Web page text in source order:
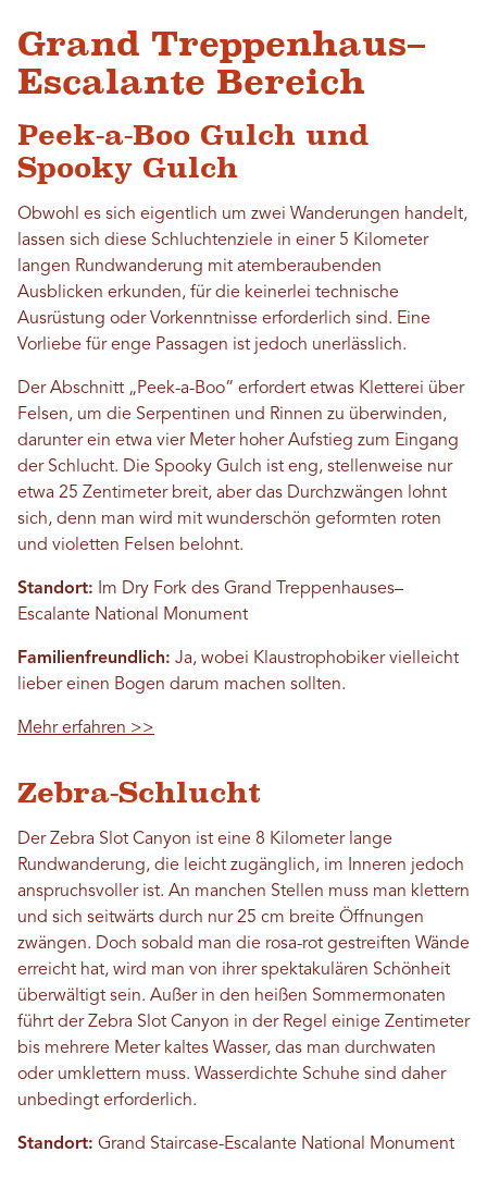
Grand Treppenhaus–
Escalante Bereich
Peek-a-Boo Gulch und
Spooky Gulch
Obwohl es sich eigentlich um zwei Wanderungen handelt,
lassen sich diese Schluchtenziele in einer 5 Kilometer
langen Rundwanderung mit atemberaubenden
Ausblicken erkunden, für die keinerlei technische
Ausrüstung oder Vorkenntnisse erforderlich sind. Eine
Vorliebe für enge Passagen ist jedoch unerlässlich.
Der Abschnitt „Peek-a-Boo“ erfordert etwas Kletterei über
Felsen, um die Serpentinen und Rinnen zu überwinden,
darunter ein etwa vier Meter hoher Aufstieg zum Eingang
der Schlucht. Die Spooky Gulch ist eng, stellenweise nur
etwa 25 Zentimeter breit, aber das Durchzwängen lohnt
sich, denn man wird mit wunderschön geformten roten
und violetten Felsen belohnt.
Standort: Im Dry Fork des Grand Treppenhauses–
Escalante National Monument
Familienfreundlich: Ja, wobei Klaustrophobiker vielleicht
lieber einen Bogen darum machen sollten.
Mehr erfahren >>
Zebra-Schlucht
Der Zebra Slot Canyon ist eine 8 Kilometer lange
Rundwanderung, die leicht zugänglich, im Inneren jedoch
anspruchsvoller ist. An manchen Stellen muss man klettern
und sich seitwärts durch nur 25 cm breite Öffnungen
zwängen. Doch sobald man die rosa-rot gestreiften Wände
erreicht hat, wird man von ihrer spektakulären Schönheit
überwältigt sein. Außer in den heißen Sommermonaten
führt der Zebra Slot Canyon in der Regel einige Zentimeter
bis mehrere Meter kaltes Wasser, das man durchwaten
oder umklettern muss. Wasserdichte Schuhe sind daher
unbedingt erforderlich.
Standort: Grand Staircase-Escalante National Monument